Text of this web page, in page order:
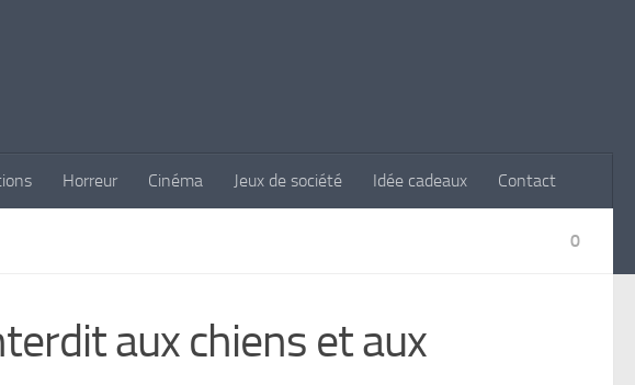
Horreur Cinéma Jeux de société Idée cadeaux Contact
0
aux chiens et aux